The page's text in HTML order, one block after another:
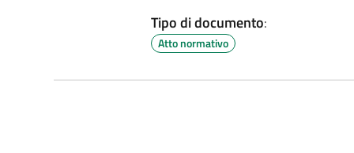
Tipo di documento:
Atto normativo